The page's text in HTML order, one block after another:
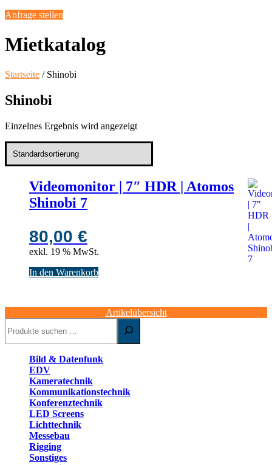
Anfrage stellen
Mietkatalog
Startseite / Shinobi
Shinobi
Einzelnes Ergebnis wird angezeigt
Videomonitor | 7″ HDR | Atomos
Shinobi 7
80,00 €
exkl. 19 % MwSt.
In den Warenkorb
Artikelübersicht
Bild & Datenfunk
EDV
Kameratechnik
Kommunikationstechnik
Konferenztechnik
LED Screens
Lichttechnik
Messebau
Rigging
Sonstiges